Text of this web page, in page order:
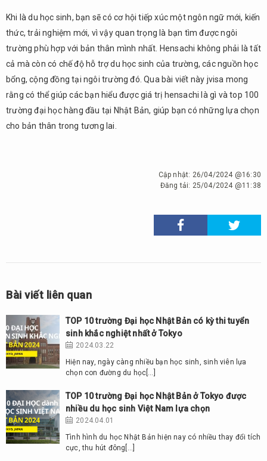
Khi là du học sinh, bạn sẽ có cơ hội tiếp xúc một ngôn ngữ mới, kiến
thức, trải nghiệm mới, vì vậy quan trọng là bạn tìm được ngôi
trường phù hợp với bản thân mình nhất. Hensachi không phải là tất
cả mà còn có chế độ hỗ trợ du học sinh của trường, các nguồn học
bổng, cộng đồng tại ngôi trường đó. Qua bài viết này jvisa mong
rằng có thể giúp các bạn hiểu được giá trị hensachi là gì và top 100
trường đại học hàng đầu tại Nhật Bản, giúp bạn có những lựa chọn
cho bản thân trong tương lai.
Cập nhật: 26/04/2024 @16:30
Đăng tải: 25/04/2024 @11:38
Bài viết liên quan
TOP 10 trường Đại học Nhật Bản có kỳ thi tuyển
sinh khắc nghiệt nhất ở Tokyo
2024.03.22
Hiện nay, ngày càng nhiều bạn học sinh, sinh viên lựa
chọn con đường du học[…]
TOP 10 trường Đại học Nhật Bản ở Tokyo được
nhiều du học sinh Việt Nam lựa chọn
2024.04.01
Tình hình du học Nhật Bản hiện nay có nhiều thay đổi tích
cực, thu hút đông[…]